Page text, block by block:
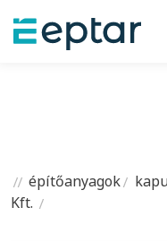
építőanyagok
Kft.